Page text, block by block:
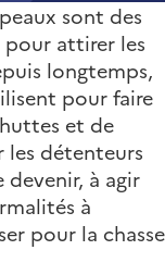
sont des
pour attirer les
longtemps,
pour faire
et de
les détenteurs
devenir, à agir
à
pour la chasse